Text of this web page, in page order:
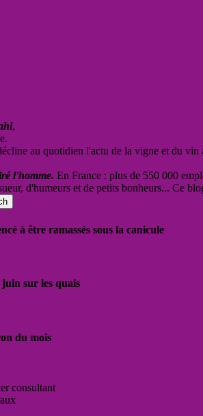
,
au quotidien l'actu de la vigne et du
l'homme. En France : plus de 550 000
d'humeurs et de petits bonheurs... Ce
à être ramassés sous la canicule
sur les quais
du mois
consultant